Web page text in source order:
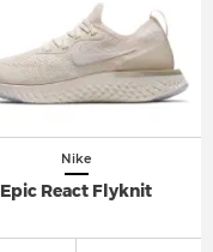
Nike
Epic React Flyknit